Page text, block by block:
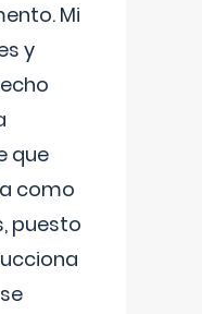
Mi
y
que
como
puesto